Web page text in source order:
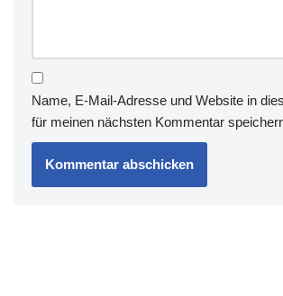
Name, E-Mail-Adresse und Website in
für meinen nächsten Kommentar